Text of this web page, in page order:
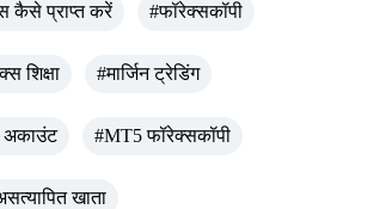
कैसे प्राप्त करें #फॉरेक्सकॉपी
शिक्षा #मार्जिन ट्रेडिंग
अकाउंट #MT5 फॉरेक्सकॉपी
खाता